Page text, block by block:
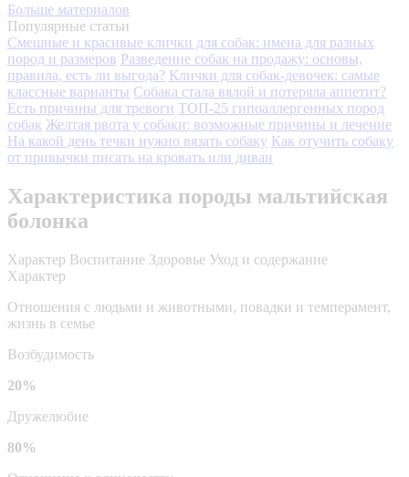
Больше материалов
Популярные статьи
Смешные и красивые клички для собак: имена для разных
пород и размеров Разведение собак на продажу: основы,
правила, есть ли выгода? Клички для собак-девочек: самые
классные варианты Собака стала вялой и потеряла аппетит?
Есть причины для тревоги ТОП-25 гипоаллергенных пород
собак Желтая рвота у собаки: возможные причины и лечение
На какой день течки нужно вязать собаку Как отучить собаку
от привычки писать на кровать или диван
Характеристика породы мальтийская
болонка
Характер Воспитание Здоровье Уход и содержание
Характер
Отношения с людьми и животными, повадки и темперамент,
жизнь в семье
Возбудимость
20%
Дружелюбие
80%